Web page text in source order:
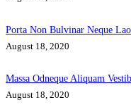
Porta Non Bulvinar Neque
August 18, 2020
Massa Odneque Aliquam
August 18, 2020